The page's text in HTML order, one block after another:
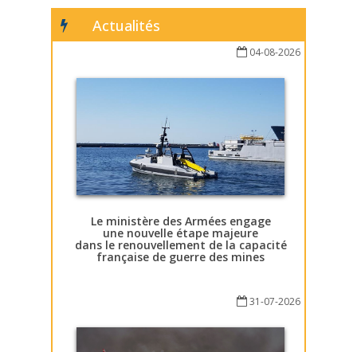
Actualités
04-08-2026
Le ministère des Armées engage
une nouvelle étape majeure
dans le renouvellement de la capacité
française de guerre des mines
31-07-2026